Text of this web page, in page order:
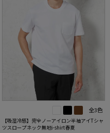
全3色
【吸湿冷感】完全ノーアイロン半袖アイTシャ
ツスロープネック無地i-shirt春夏